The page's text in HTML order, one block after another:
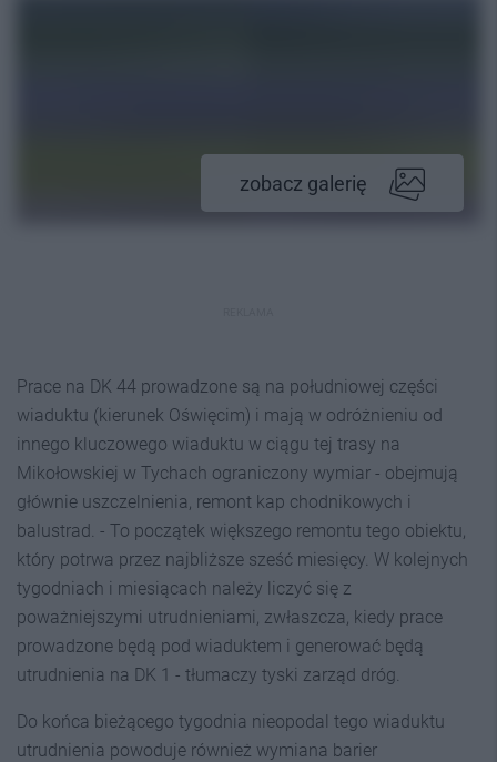
zobacz galerię
Prace na DK 44 prowadzone są na południowej części
wiaduktu (kierunek Oświęcim) i mają w odróżnieniu od
innego kluczowego wiaduktu w ciągu tej trasy na
Mikołowskiej w Tychach ograniczony wymiar - obejmują
głównie uszczelnienia, remont kap chodnikowych i
balustrad. - To początek większego remontu tego obiektu,
który potrwa przez najbliższe sześć miesięcy. W kolejnych
tygodniach i miesiącach należy liczyć się z
poważniejszymi utrudnieniami, zwłaszcza, kiedy prace
prowadzone będą pod wiaduktem i generować będą
utrudnienia na DK 1 - tłumaczy tyski zarząd dróg.
Do końca bieżącego tygodnia nieopodal tego wiaduktu
utrudnienia powoduje również wymiana barier